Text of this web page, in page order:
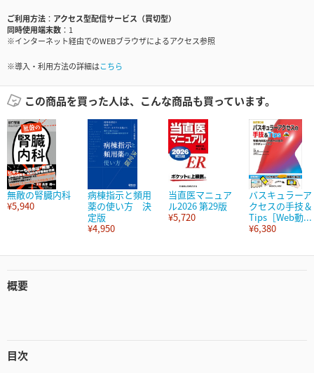
ご利用方法
アクセス型配信サービス（買切型）
同時使用端末数
1
※インターネット経由でのWEBブラウザによるアクセス参照
※導入・利用方法の詳細はこちら
この商品を買った人は、こんな商品も買っています。
無敵の腎臓内科
¥5,940
病棟指示と頻用
薬の使い方 決
定版
¥4,950
当直医マニュア
ル2026 第29版
¥5,720
バスキュラーア
クセスの手技＆
Tips［Web動...
¥6,380
概要
目次